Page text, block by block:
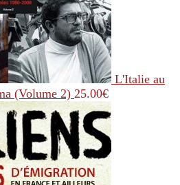
L'Italie au
(Volume 2) 25.00€